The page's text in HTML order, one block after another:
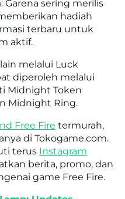
: Garena sering merilis
hadiah
terbaru untuk
aktif.
melalui Luck
diperoleh melalui
Midnight Token
Midnight Ring.
Free Fire termurah,
di Tokogame.com.
terus Instagram
berita, promo, dan
game Free Fire.